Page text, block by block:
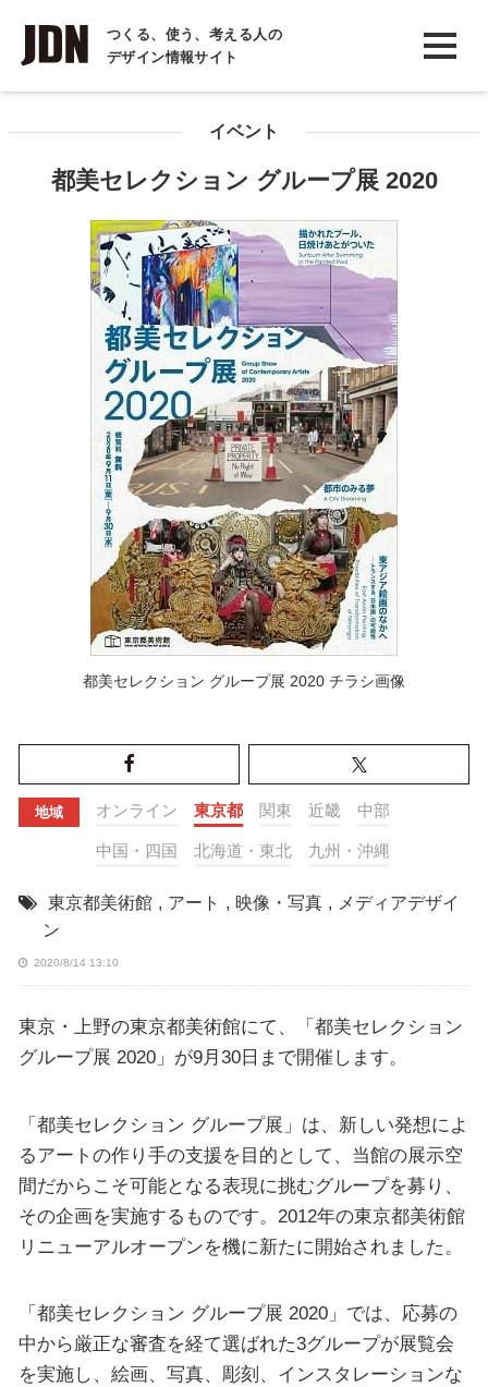
つくる、使う、考える人の
デザイン情報サイト
INTERVIEW
インタビュー
コラム
イベント
都美セレクション グループ展 2020
都美セレクション グループ展 2020 チラシ画像
地域 オンライン 東京都 関東 近畿 中部
中国・四国 北海道・東北 九州・沖縄
東京都美術館 , アート , 映像・写真 , メディアデザイ
ン
2020/8/14 13:10
東京・上野の東京都美術館にて、「都美セレクション
グループ展 2020」が9月30日まで開催します。
「都美セレクション グループ展」は、新しい発想によ
るアートの作り手の支援を目的として、当館の展示空
間だからこそ可能となる表現に挑むグループを募り、
その企画を実施するものです。2012年の東京都美術館
リニューアルオープンを機に新たに開始されました。
「都美セレクション グループ展 2020」では、応募の
中から厳正な審査を経て選ばれた3グループが展覧会
を実施し、絵画、写真、彫刻、インスタレーションな